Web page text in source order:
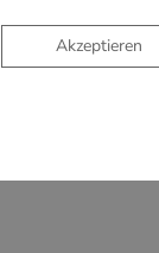
Akzeptieren